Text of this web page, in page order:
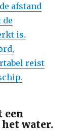
afstand
de
is.
reist
een
water.